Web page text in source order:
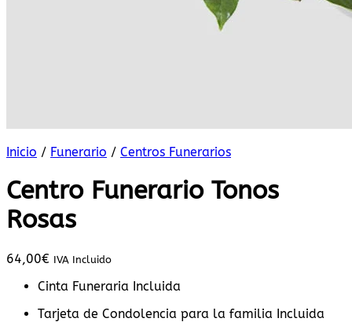
Inicio / Funerario / Centros Funerarios
Centro Funerario Tonos
Rosas
64,00€ IVA Incluido
Cinta Funeraria Incluida
Tarjeta de Condolencia para la familia Incluida